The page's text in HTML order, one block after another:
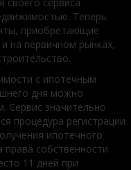
Теперь
приобретающие
на первичном рынках,
с ипотечным
дня можно
Сервис значительно
процедура регистрации
ипотечного
права собственности
11 дней при